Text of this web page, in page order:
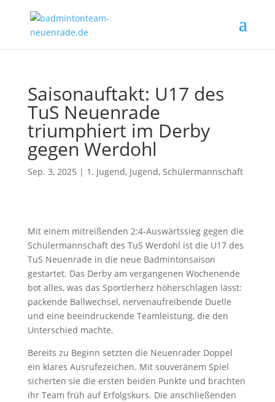
Saisonauftakt: U17 des
TuS Neuenrade
triumphiert im Derby
gegen Werdohl
Sep. 3, 2025 | 1. Jugend, Jugend, Schülermannschaft
Mit einem mitreißenden 2:4-Auswärtssieg gegen die
Schülermannschaft des TuS Werdohl ist die U17 des
TuS Neuenrade in die neue Badmintonsaison
gestartet. Das Derby am vergangenen Wochenende
bot alles, was das Sportlerherz höherschlagen lässt:
packende Ballwechsel, nervenaufreibende Duelle
und eine beeindruckende Teamleistung, die den
Unterschied machte.
Bereits zu Beginn setzten die Neuenrader Doppel
ein klares Ausrufezeichen. Mit souveränem Spiel
sicherten sie die ersten beiden Punkte und brachten
ihr Team früh auf Erfolgskurs. Die anschließenden